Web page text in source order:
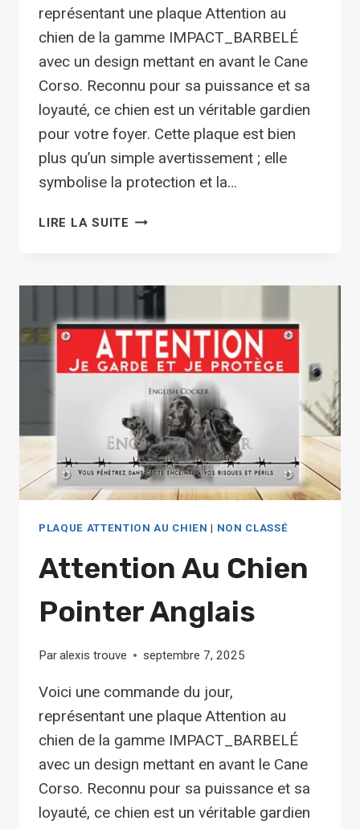
représentant une plaque Attention au
chien de la gamme IMPACT_BARBELÉ
avec un design mettant en avant le Cane
Corso. Reconnu pour sa puissance et sa
loyauté, ce chien est un véritable gardien
pour votre foyer. Cette plaque est bien
plus qu’un simple avertissement ; elle
symbolise la protection et la…
LIRE LA SUITE PANNEAU
ANGLAIS
PLAQUE ATTENTION AU CHIEN | NON CLASSÉ
Attention Au Chien
Pointer Anglais
Paralexis trouve septembre 7, 2025
Voici une commande du jour,
représentant une plaque Attention au
chien de la gamme IMPACT_BARBELÉ
avec un design mettant en avant le Cane
Corso. Reconnu pour sa puissance et sa
loyauté, ce chien est un véritable gardien